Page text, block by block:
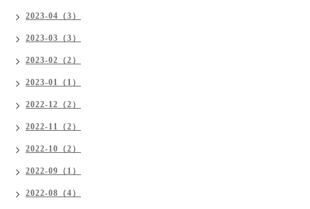
2023-04（3）
2023-03（3）
2023-02（2）
2023-01（1）
2022-12（2）
2022-11（2）
2022-10（2）
2022-09（1）
2022-08（4）